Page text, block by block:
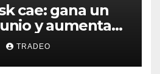
cae: gana un
y aumenta
no
TRADEO